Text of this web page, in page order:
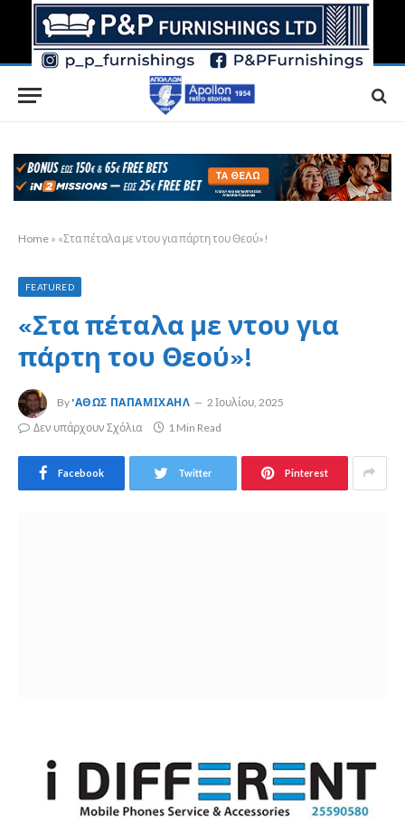
Home » «Στα πέταλα με ντου για πάρτη του Θεού»!
FEATURED
«Στα πέταλα με ντου για
πάρτη του Θεού»!
By 'ΑΘΩΣ ΠΑΠΑΜΙΧΑΉΛ
2 Ιουλίου, 2025
Δεν υπάρχουν Σχόλια
1 Min Read
Facebook Twitter Pinterest